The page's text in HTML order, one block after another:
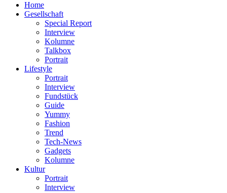
Home
Gesellschaft
Special Report
Interview
Kolumne
Talkbox
Portrait
Lifestyle
Portrait
Interview
Fundstück
Guide
Yummy
Fashion
Trend
Tech-News
Gadgets
Kolumne
Kultur
Portrait
Interview